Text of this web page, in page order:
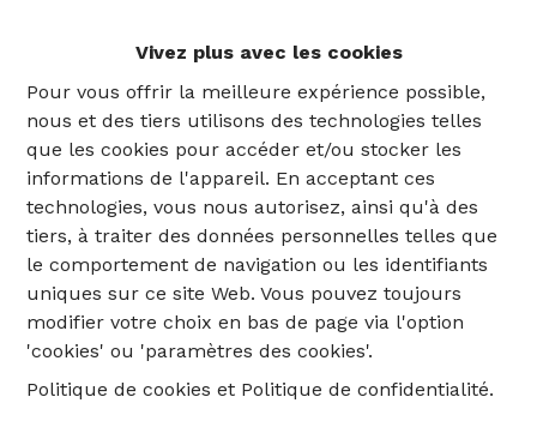
Vivez plus avec les cookies
Pour vous offrir la meilleure expérience possible,
nous et des tiers utilisons des technologies telles
que les cookies pour accéder et/ou stocker les
informations de l'appareil. En acceptant ces
technologies, vous nous autorisez, ainsi qu'à des
tiers, à traiter des données personnelles telles que
le comportement de navigation ou les identifiants
uniques sur ce site Web. Vous pouvez toujours
modifier votre choix en bas de page via l'option
'cookies' ou 'paramètres des cookies'.
Politique de cookies et Politique de confidentialité.
des inexactitudes ne peuvent être exclues. Cette
information ne vous donne dès lors aucun droit
contre nous ou contre les propriétaires. En outre,
nous rejetons toute responsabilité pour toute
décision que vous aurez basée (en partie) sur ces
informations.
Ce site Web peut contenir des liens renvoyant à
d'autres sites Web. Le contenu de ces pages peut
être commercial ou informatif et n’engage
aucunement notre responsabilité. Nous n'avons
également aucune influence sur les plateformes de
utilisés sur notre site web et n’en sommes donc pas